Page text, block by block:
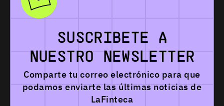
SUSCRIBETE A
NUESTRO NEWSLETTER
Comparte tu correo electrónico para que
podamosenviarte las últimas noticias de
LaFinteca